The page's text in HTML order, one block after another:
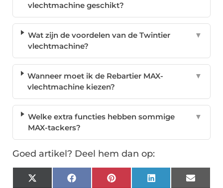
vlechtmachine geschikt?
Wat zijn de voordelen van de Twintier
vlechtmachine?
▼
Wanneer moet ik de Rebartier MAX-
vlechtmachine kiezen?
▼
Welke extra functies hebben sommige
MAX-tackers?
▼
Goed artikel? Deel hem dan op:
X FacebookPinterest LinkedIn Email